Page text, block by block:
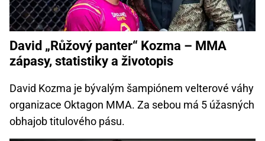
David „Růžový panter“ Kozma – MMA
zápasy, statistiky a životopis
David Kozma je bývalým šampiónem velterové váhy
organizace Oktagon MMA. Za sebou má 5 úžasných
obhajob titulového pásu.